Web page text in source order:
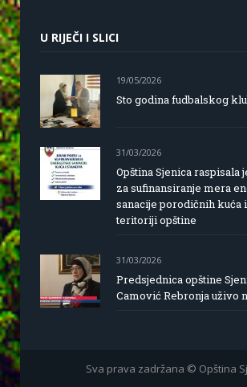
U RIJEČI I SLICI
19/05/2026
Sto godina fudbalskog
31/03/2026
Opština Sjenica raspisala
za sufinansiranje mera
sanacije porodičnih kuća
teritoriji opštine
31/03/2026
Predsjednica opštine
Camović Rebronja uživo
Sva prava zadržana © Opština